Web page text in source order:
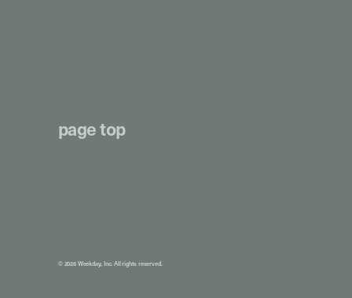
page top
© 2026 Weekday, Inc. All rights reserved.